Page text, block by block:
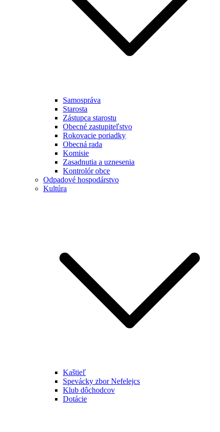
Samospráva
Starosta
Zástupca starostu
Obecné zastupiteľstvo
Rokovacie poriadky
Obecná rada
Komisie
Zasadnutia a uznesenia
Kontrolór obce
Odpadové hospodárstvo
Kultúra
Kaštieľ
Spevácky zbor Nefelejcs
Klub dôchodcov
Dotácie